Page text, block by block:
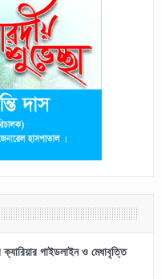
গাইডলাইন ও মেধাবৃত্তি